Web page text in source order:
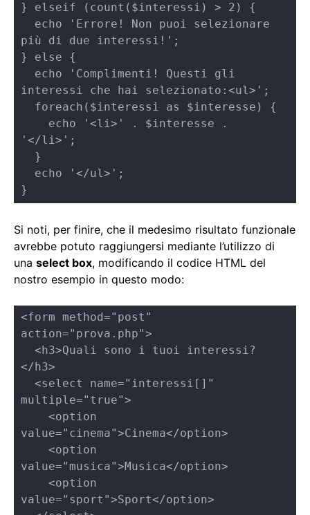
} elseif (count($interessi) > 2) {
più di due interessi!';
} else {
interessi che hai selezionato:<ul>';
'</li>';
}
Si noti, per finire, che il medesimo risultato funzionale
avrebbe potuto raggiungersi mediante l’utilizzo di
una select box, modificando il codice HTML del
nostro esempio in questo modo:
<form method="post"
action="prova.php">
</h3>
multiple="true">
value="cinema">Cinema</option>
value="musica">Musica</option>
value="sport">Sport</option>